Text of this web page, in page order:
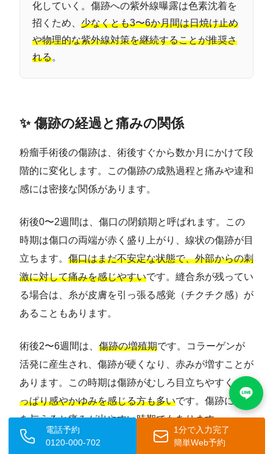
化していく。傷跡への紫外線曝露は色素沈着を
招くため、 少なくとも3〜6か月間は日焼け止め
や物理的な紫外線対策を継続することが推奨さ
れる。
✨ 傷跡の経過と痛みの関係
粉瘤手術後の傷跡は、術後すぐから数か月にかけて段
階的に変化します。この傷跡の成熟過程と痛みや違和
感には密接な関係があります。
術後0〜2週間は、傷口の閉鎖期と呼ばれます。この
時期は傷口の両端が赤く盛り上がり、線状の傷跡が目
立ちます。 傷口はまだ不安定な状態で、外部からの刺
激に対して痛みを感じやすいです。縫合糸が残ってい
る場合は、糸が皮膚を引っ張る感覚（チクチク感）が
あることもあります。
術後2〜6週間は、 傷跡の増殖期です。コラーゲンが
活発に産生され、傷跡が硬くなり、赤みが増すことが
あります。この時期は傷跡がむしろ目立ちやすく、
っぱり感やかゆみを感じる方も多いです。傷跡に刺激
を与えると痛みが出やすい時期でもあります。
電話予約
0120-000-702
1分で入力完了
簡単Web予約